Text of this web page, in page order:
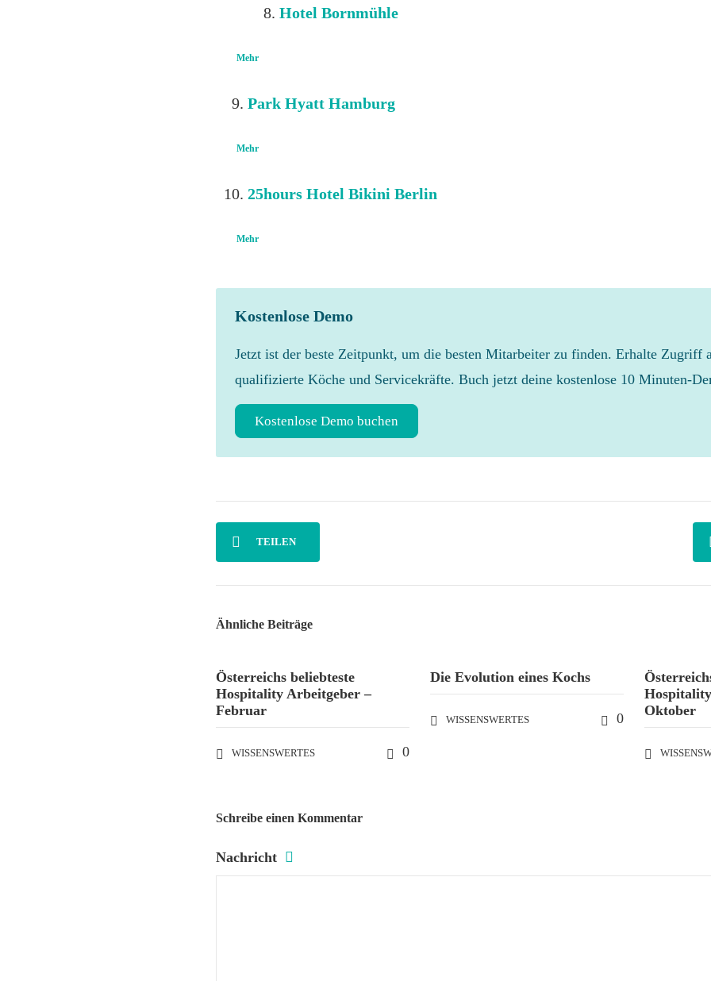
Hotel Bornmühle
Mehr
Park Hyatt Hamburg
Mehr
25hours Hotel Bikini Berlin
Mehr
Kostenlose Demo
Jetzt ist der beste Zeitpunkt, um die besten Mitarbeiter zu finden. Erhalte Zugriff
qualifizierte Köche und Servicekräfte. Buch jetzt deine kostenlose 10 Minuten-
Kostenlose Demo buchen
TEILEN
Ähnliche Beiträge
Österreichs beliebteste
Hospitality Arbeitgeber –
Februar
WISSENSWERTES 0
Die Evolution eines Kochs
WISSENSWERTES 0
Oktober
Schreibe einen Kommentar
Nachricht